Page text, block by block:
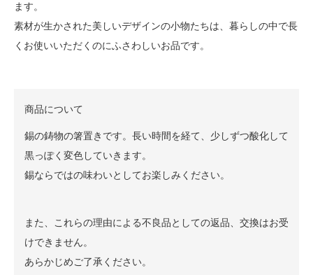
ます。
素材が生かされた美しいデザインの小物たちは、暮らしの中で長
くお使いいただくのにふさわしいお品です。
商品について
錫の鋳物の箸置きです。長い時間を経て、少しずつ酸化して
黒っぽく変色していきます。
錫ならではの味わいとしてお楽しみください。
また、これらの理由による不良品としての返品、交換はお受
けできません。
あらかじめご了承ください。